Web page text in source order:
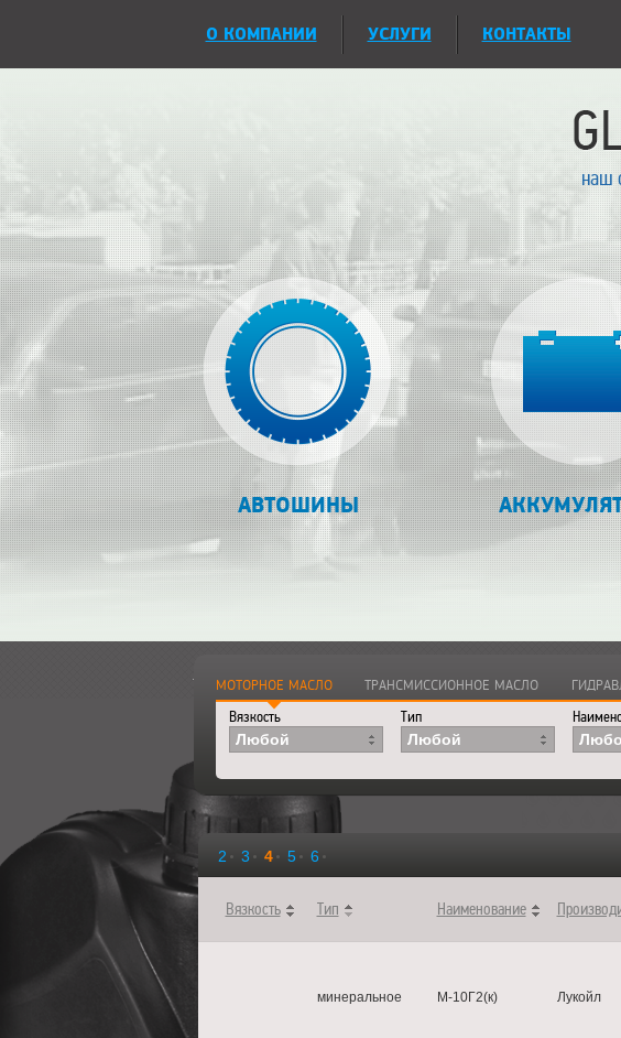
О КОМПАНИИ УСЛУГИ КОНТАКТЫ
наш
АВТОШИНЫ
МОТОРНОЕ МАСЛО ТРАНСМИССИОННОЕ МАСЛО
Вязкость
Любой
Тип
Любой
2 3 4 5 6
Вязкость Тип Наименование
минеральное М-10Г2(к) Лукойл